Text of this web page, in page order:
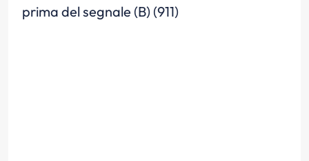
prima del segnale (B) (911)